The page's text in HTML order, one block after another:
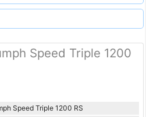
Speed Triple 1200
Speed Triple 1200 RS